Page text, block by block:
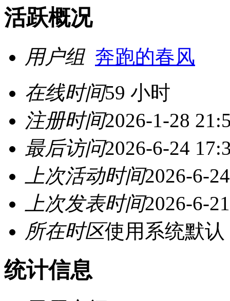
活跃概况
用户组 奔跑的春风
在线时间59 小时
注册时间2026-1-28
最后访问2026-6-24
上次活动时间2026-6-
上次发表时间2026-6-
所在时区使用系统默认
统计信息